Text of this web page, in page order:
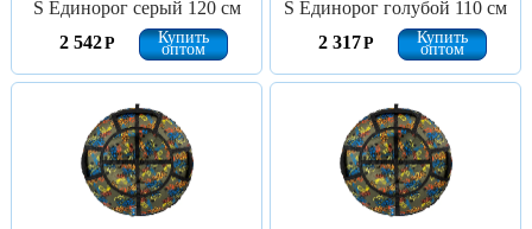
S Единорог серый 120 см
2 542Р Купить
оптом
S Единорог голубой 110 см
2 317Р Купить
оптом